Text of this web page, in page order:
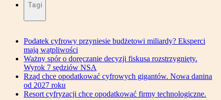
Tagi
Podatek cyfrowy przyniesie budżetowi miliardy? Eksperci
mają wątpliwości
Ważny spór o doręczanie decyzji fiskusa rozstrzygnięty.
Wyrok 7 sędziów NSA
Rząd chce opodatkować cyfrowych gigantów. Nowa danina
od 2027 roku
Resort cyfryzacji chce opodatkować firmy technologiczne.